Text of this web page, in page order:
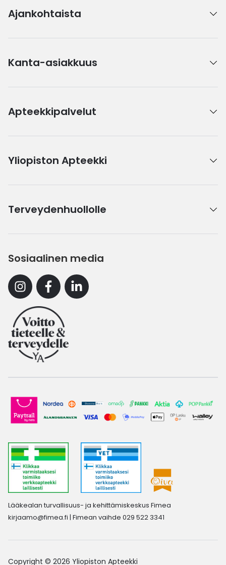
Ajankohtaista
Kanta-asiakkuus
Apteekkipalvelut
Yliopiston Apteekki
Terveydenhuollolle
Sosiaalinen media
InstagramFacebookLinkedin
Lääkealan turvallisuus- ja kehittämiskeskus Fimea
kirjaamo@fimea.fi | Fimean vaihde 029 522 3341
Copyright © 2026 Yliopiston Apteekki